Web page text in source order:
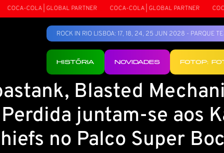
COCA-COLA | GLOBAL PARTNER COCA-COLA | GLOBAL PARTNER
ROCK IN RIO LISBOA: 17, 18, 24, 25 JUN 2028 - PARQUE
HISTÓRIA NOVIDADES FOTOP:
Blasted
juntam-se aos
no Palco Super